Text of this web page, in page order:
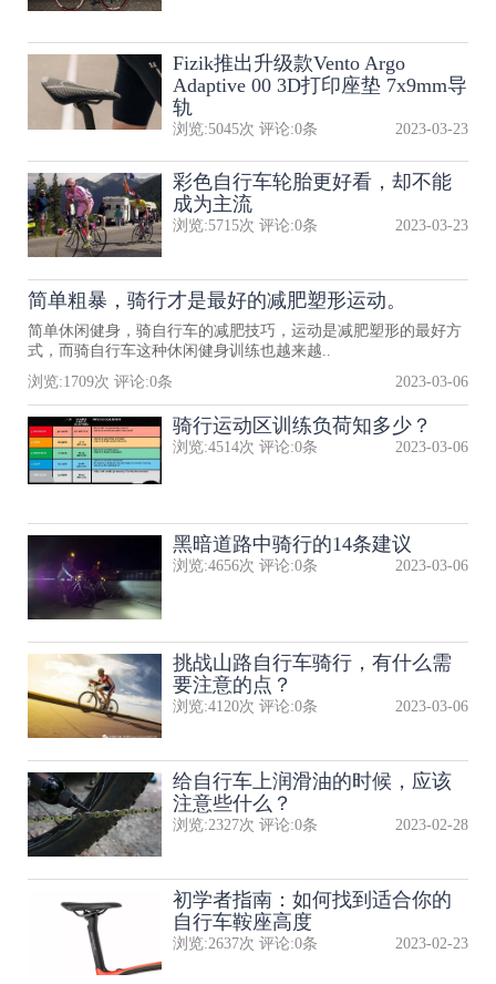
Fizik推出升级款Vento Argo
Adaptive 00 3D打印座垫 7x9mm导
轨
浏览:5045次 评论:0条 2023-03-23
彩色自行车轮胎更好看，却不能
成为主流
浏览:5715次 评论:0条 2023-03-23
简单粗暴，骑行才是最好的减肥塑形运动。
简单休闲健身，骑自行车的减肥技巧，运动是减肥塑形的最好方
式，而骑自行车这种休闲健身训练也越来越..
浏览:1709次 评论:0条 2023-03-06
骑行运动区训练负荷知多少？
浏览:4514次 评论:0条 2023-03-06
黑暗道路中骑行的14条建议
浏览:4656次 评论:0条 2023-03-06
挑战山路自行车骑行，有什么需
要注意的点？
浏览:4120次 评论:0条 2023-03-06
给自行车上润滑油的时候，应该
注意些什么？
浏览:2327次 评论:0条 2023-02-28
初学者指南：如何找到适合你的
自行车鞍座高度
浏览:2637次 评论:0条 2023-02-23